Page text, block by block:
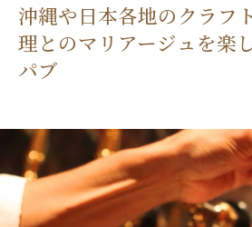
沖縄や日本各地のクラ
理とのマリアージュを楽
パブ